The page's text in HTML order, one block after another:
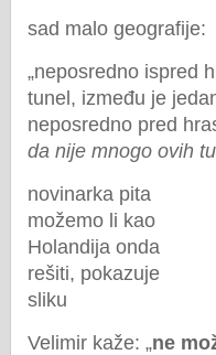
sad malo geografije:
„neposredno ispred
tunel, između je
neposredno pred
da nije mnogo ovih
novinarka pita
možemo li kao
Holandija onda
rešiti, pokazuje
sliku
Velimir kaže: „ne